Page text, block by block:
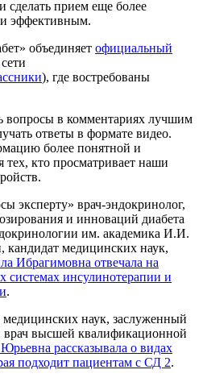
сделать прием еще более
эффективным.
объединяет официальный
), где востребованы
вопросы в комментариях лучшим
ответы в формате видео.
более понятной и
тех, кто просматривает наши
эксперту» врач-эндокринолог,
и инноваций диабета
им. академика И.И.
кандидат медицинских наук,
Ибрагимовна отвечала на
инсулинотерапии и
.
медицинских наук, заслуженный
врач высшей квалификационной
рассказывала о видах
подходит пациентам с СД 2.